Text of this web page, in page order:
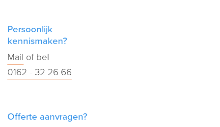
Persoonlijk
kennismaken?
Mail of bel
0162 - 32 26 66
Offerte aanvragen?